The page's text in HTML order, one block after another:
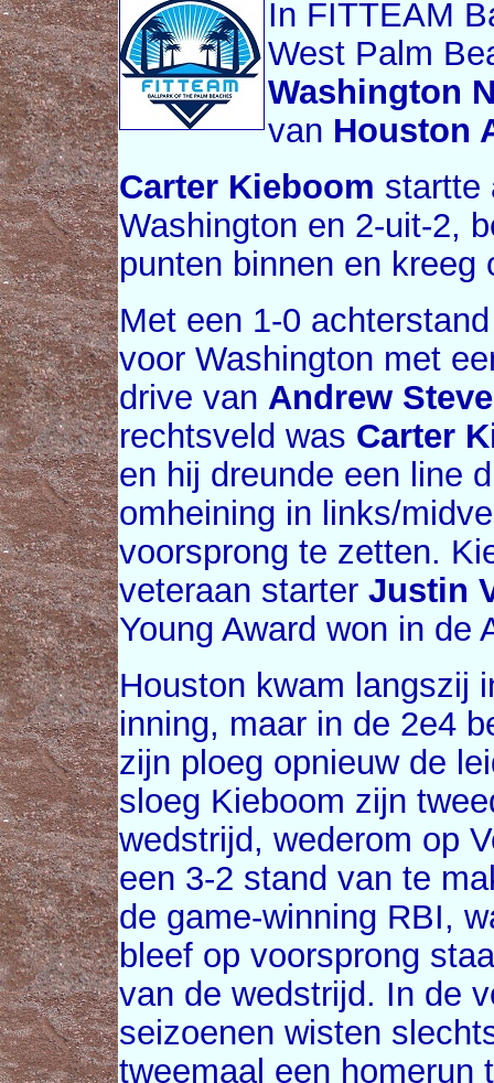
In FITTEAM
West Palm
Washington
van Houston
Carter Kieboom startte
Washington en 2-uit-2,
punten binnen en kreeg
Met een 1-0
voor Washington met
drive van Andrew
rechtsveld was Carter
en hij dreunde een line
omheining in links/
voorsprong te zetten.
veteraan starter Justin
Young Award won in de
Houston kwam langszij
inning, maar in de 2e4
zijn ploeg opnieuw de
sloeg Kieboom zijn
wedstrijd, wederom op
een 3-2 stand van te
de game-winning RBI,
bleef op voorsprong
van de wedstrijd. In de
seizoenen wisten
tweemaal een homerun